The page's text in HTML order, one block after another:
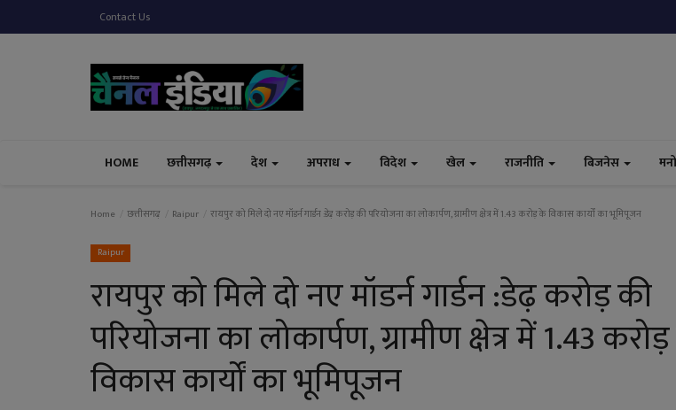
Contact Us
HOME छत्तीसगढ़ देश अपराध विदेश खेल राजनीति बिजनेस
Home छत्तीसगढ़ Raipur रायपुर को मिले दो नए मॉडर्न गार्डन :डेढ़ करोड़ की परियोजना का लोकार्पण, ग्रामीण क्षेत्र में 1.43 करोड़ के विकास कार्यों का भूमिपूजन
Raipur
रायपुर को मिले दो नए मॉडर्न गार्डन :डेढ़ करोड़ की
परियोजना का लोकार्पण, ग्रामीण क्षेत्र में 1.43
विकास कार्यों का भूमिपूजन